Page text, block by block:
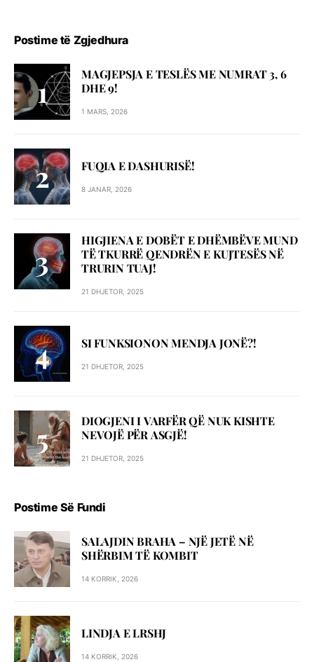
Postime të Zgjedhura
MAGJEPSJA E TESLËS ME NUMRAT 3, 6
DHE 9!
1 MARS, 2026
FUQIA E DASHURISË!
8 JANAR, 2026
HIGJIENA E DOBËT E DHËMBËVE MUND
TË TKURRË QENDRËN E KUJTESËS NË
TRURIN TUAJ!
21 DHJETOR, 2025
SI FUNKSIONON MENDJA JONË?!
21 DHJETOR, 2025
DIOGJENI I VARFËR QË NUK KISHTE
NEVOJË PËR ASGJË!
21 DHJETOR, 2025
Postime Së Fundi
SALAJDIN BRAHA – NJЁ JETЁ NЁ
SHЁRBIM TЁ KOMBIT
14 KORRIK, 2026
LINDJA E LRSHJ
14 KORRIK, 2026